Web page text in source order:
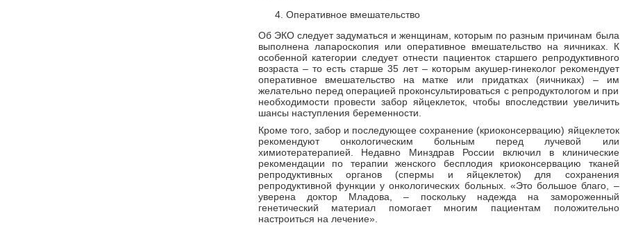
Оперативное вмешательство
Об ЭКО следует задуматься и женщинам, которым по разным причинам была
выполнена лапароскопия или оперативное вмешательство на яичниках. К
особенной категории следует отнести пациенток старшего репродуктивного
возраста – то есть старше 35 лет – которым акушер-гинеколог рекомендует
оперативное вмешательство на матке или придатках (яичниках) – им
желательно перед операцией проконсультироваться с репродуктологом и при
необходимости провести забор яйцеклеток, чтобы впоследствии увеличить
шансы наступления беременности.
Кроме того, забор и последующее сохранение (криоконсервацию) яйцеклеток
рекомендуют онкологическим больным перед лучевой или
химиотератерапией. Недавно Минздрав России включил в клинические
рекомендации по терапии женского бесплодия криоконсервацию тканей
репродуктивных органов (спермы и яйцеклеток) для сохранения
репродуктивной функции у онкологических больных. «Это большое благо, –
уверена доктор Младова, – поскольку надежда на замороженный
генетический материал помогает многим пациентам положительно
настроиться на лечение».